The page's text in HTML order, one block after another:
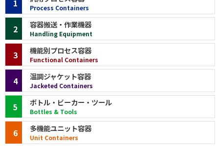
Process Containers
1
容器搬送・作業機器
Handling Equipment
2
機能別プロセス容器
Functional Containers
3
温調ジャケット容器
Jacketed Containers
4
ボトル・ビーカー・ツール
Bottles & Tools
5
多機能ユニット容器
Unit Containers
6